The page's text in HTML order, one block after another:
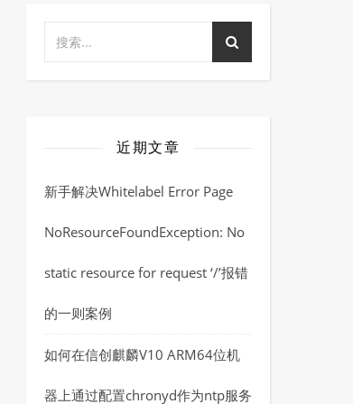
近期文章
新手解决Whitelabel Error Page
NoResourceFoundException: No
static resource for request ‘/’报错
的一则案例
如何在信创麒麟V10 ARM64位机
器上通过配置chronyd作为ntp服务